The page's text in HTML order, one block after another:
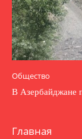
Общество
В Азербайджане
Главная